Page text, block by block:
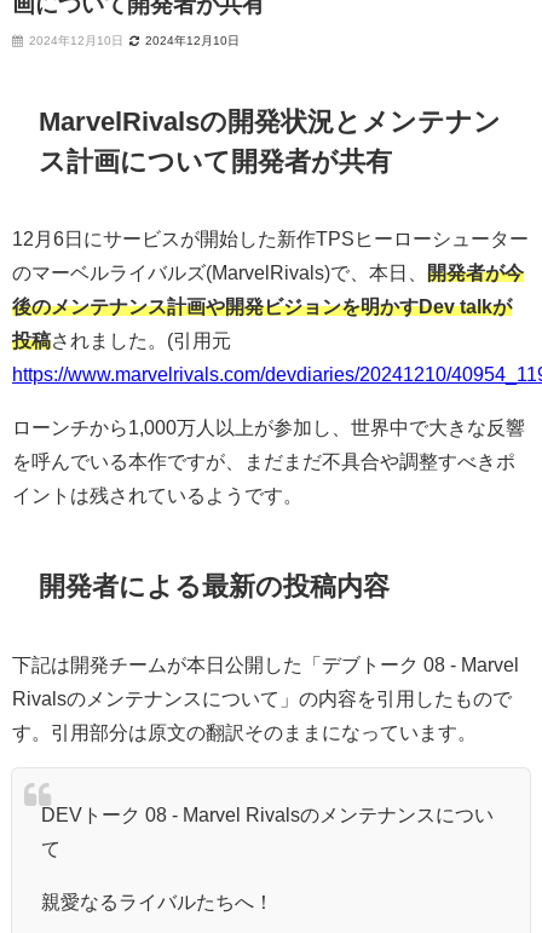
2024年12月10日 2024年12月10日
MarvelRivalsの開発状況とメンテナン
ス計画について開発者が共有
12月6日にサービスが開始した新作TPSヒーローシューター
のマーベルライバルズ(MarvelRivals)で、本日、 開発者が今
後のメンテナンス計画や開発ビジョンを明かすDev talkが
投稿されました。(引用元
https://www.marvelrivals.com/devdiaries/20241210/
ローンチから1,000万人以上が参加し、世界中で大きな反響
を呼んでいる本作ですが、まだまだ不具合や調整すべきポ
イントは残されているようです。
開発者による最新の投稿内容
下記は開発チームが本日公開した「デブトーク 08 - Marvel
Rivalsのメンテナンスについて」の内容を引用したもので
す。引用部分は原文の翻訳そのままになっています。
DEVトーク 08 - Marvel Rivalsのメンテナンスについ
て
親愛なるライバルたちへ！